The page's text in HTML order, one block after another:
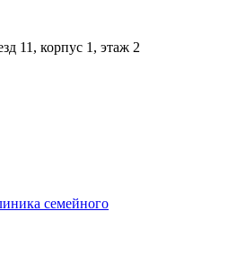
11, корпус 1, этаж 2
семейного